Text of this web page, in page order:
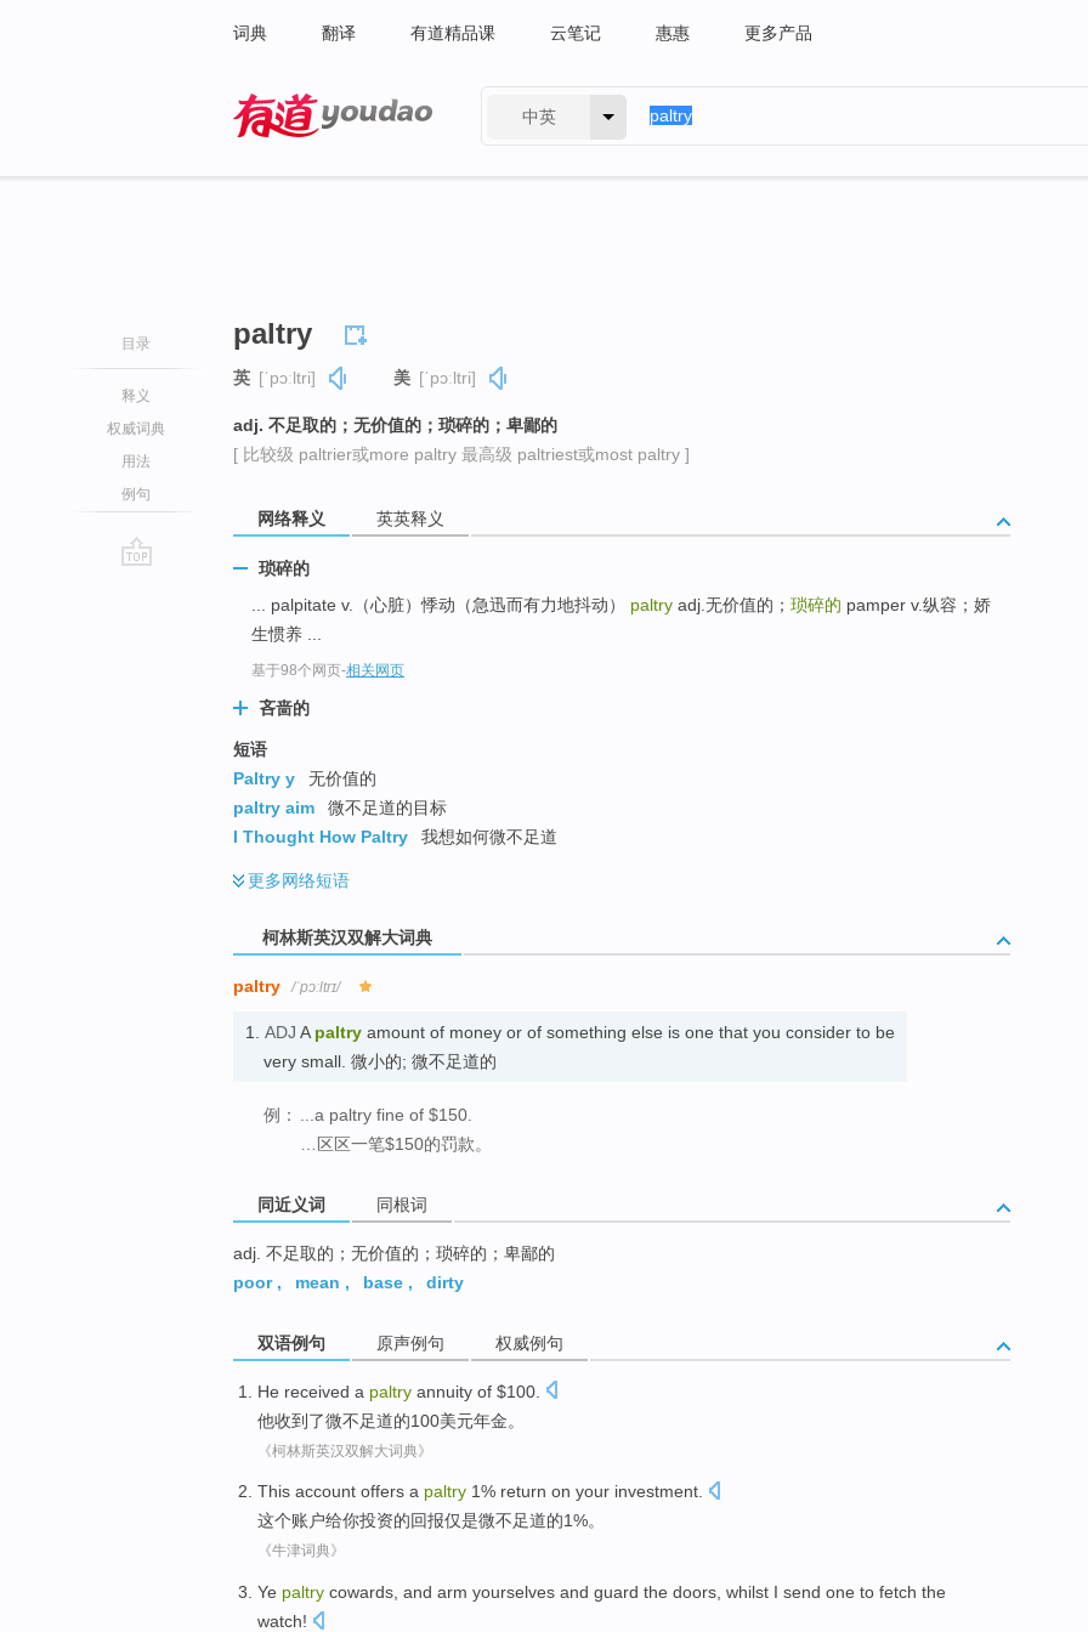
词典 翻译 有道精品课 云笔记 惠惠 更多产品
中英
目录
释义
权威词典
用法
例句
paltry
英 [ˈpɔːltri] 美 [ˈpɔːltri]
adj. 不足取的；无价值的；琐碎的；卑鄙的
[ 比较级 paltrier或more paltry 最高级 paltriest或most paltry ]
网络释义 英英释义
琐碎的
... palpitate v.（心脏）悸动（急迅而有力地抖动） paltry adj.无价值的； 琐碎的 pamper v.纵容；娇
生惯养 ...
基于98个网页-相关网页
吝啬的
短语
Paltry y
无价值的
paltry aim
微不足道的目标
I Thought How Paltry
我想如何微不足道
更多网络短语
柯林斯英汉双解大词典
paltry /ˈpɔːltrɪ/
1. ADJ A paltry amount of money or of something else is one that you consider to be
very small. 微小的; 微不足道的
例：
...a paltry fine of $150.
…区区一笔$150的罚款。
同近义词 同根词
adj. 不足取的；无价值的；琐碎的；卑鄙的
poor, mean , base , dirty
双语例句 原声例句 权威例句
He received a paltry annuity of $100.
他收到了微不足道的100美元年金。
《柯林斯英汉双解大词典》
This account offers a paltry 1% return on your investment.
这个账户给你投资的回报仅是微不足道的1%。
《牛津词典》
Ye paltry cowards, and arm yourselves and guard the doors , whilst I send one to fetch the
watch!